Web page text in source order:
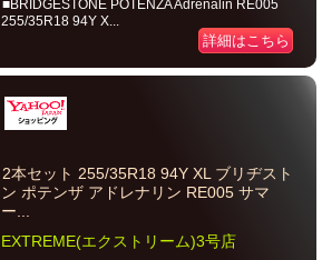
■BRIDGESTONE POTENZA Adrenalin RE005
255/35R18 94Y X...
詳細はこちら
2本セット 255/35R18 94Y XL ブリヂスト
ン ポテンザ アドレナリン RE005 サマ
ー...
EXTREME(エクストリーム)3号店